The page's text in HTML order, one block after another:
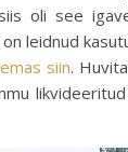
oli see
leidnud
siin.